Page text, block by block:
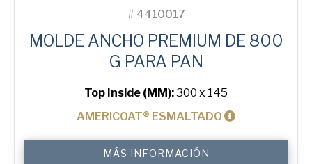
# 4410017
MOLDE ANCHO PREMIUM DE 800
G PARA PAN
Top Inside (MM):300 x 145
AMERICOAT® ESMALTADO
MÁS INFORMACIÓN